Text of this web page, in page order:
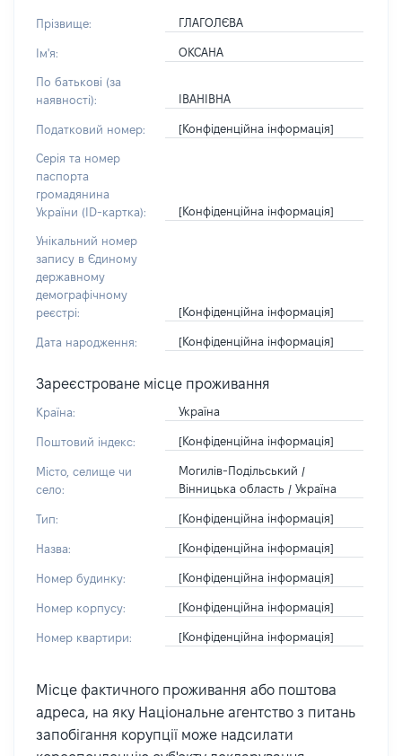
Прізвище: ГЛАГОЛЄВА
Ім'я: ОКСАНА
По батькові (за
наявності):
ІВАНІВНА
Податковий номер: [Конфіденційна інформація]
Серія та номер
паспорта
громадянина
України (ID-картка):
[Конфіденційна інформація]
Унікальний номер
запису в Єдиному
державному
демографічному
реєстрі:
[Конфіденційна інформація]
Дата народження: [Конфіденційна інформація]
Зареєстроване місце проживання
Країна: Україна
Поштовий індекс: [Конфіденційна інформація]
Місто, селище чи
село:
Могилів-Подільський /
Вінницька область / Україна
Тип: [Конфіденційна інформація]
Назва: [Конфіденційна інформація]
Номер будинку: [Конфіденційна інформація]
Номер корпусу: [Конфіденційна інформація]
Номер квартири: [Конфіденційна інформація]
Місце фактичного проживання або поштова
адреса, на яку Національне агентство з питань
запобігання корупції може надсилати